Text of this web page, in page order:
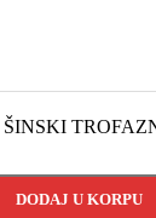
DODAJ U KORPU